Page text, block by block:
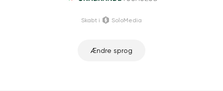
Ændre sprog
Skabt i SoloMedia